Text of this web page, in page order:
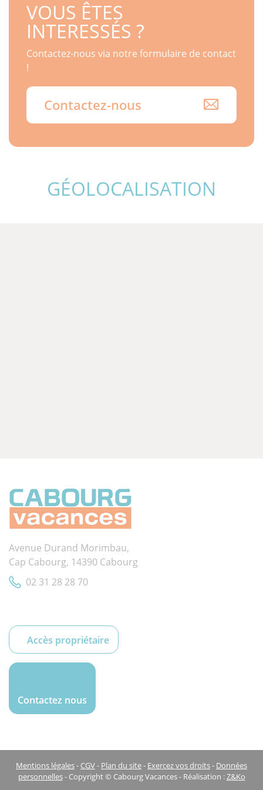
VOUS ÊTES
INTERESSÉS ?
Contactez-nous via notre formulaire de contact
!
Contactez-nous
GÉOLOCALISATION
Avenue Durand Morimbau,
Cap Cabourg, 14390 Cabourg
02 31 28 28 70
Accès propriétaire
Contactez nous
Mentions légales- CGV- Plan du site- Exercez vos droits- Données
personnelles- Copyright © Cabourg Vacances - Réalisation :Z&Ko